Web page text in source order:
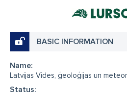
BASIC INFORMATION
Name:
Latvijas Vides, ģeoloģijas un
Status: